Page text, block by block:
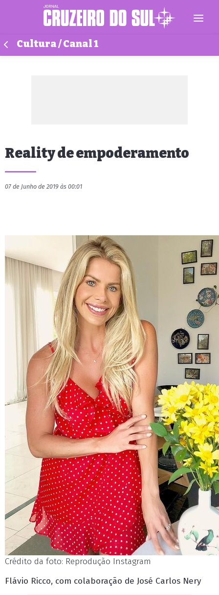
Cultura / Canal 1
Reality de empoderamento
07 de Junho de 2019 às 00:01
Crédito da foto: Reprodução Instagram
Flávio Ricco, com colaboração de José Carlos Nery